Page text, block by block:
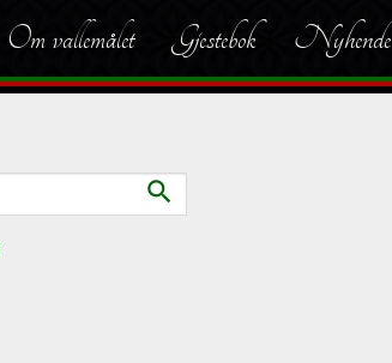
Om vallemålet Gjestebok Nyhende
search